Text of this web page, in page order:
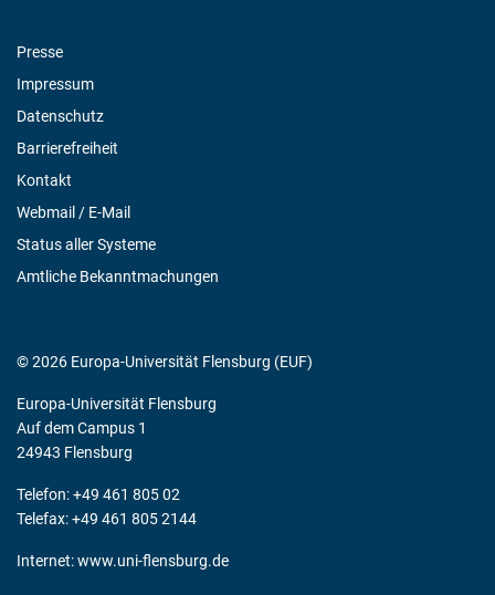
Presse
Impressum
Datenschutz
Barrierefreiheit
Kontakt
Webmail / E-Mail
Status aller Systeme
Amtliche Bekanntmachungen
© 2026 Europa-Universität Flensburg (EUF)
Europa-Universität Flensburg
Auf dem Campus 1
24943 Flensburg
Telefon: +49 461 805 02
Telefax: +49 461 805 2144
Internet:www.uni-flensburg.de